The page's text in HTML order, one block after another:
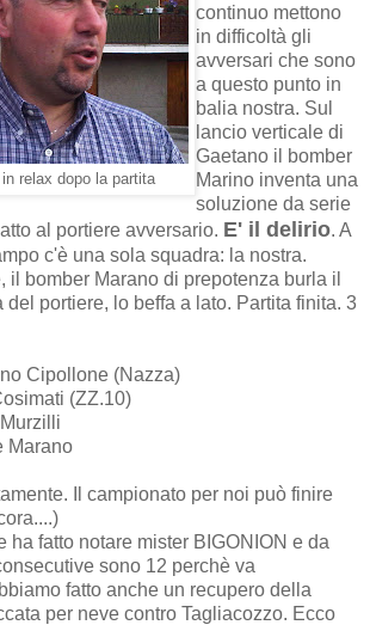
relax dopo la partita
continuo mettono
in difficoltà gli
avversari che sono
a questo punto in
balia nostra. Sul
lancio verticale di
Gaetano il bomber
Marino inventa una
soluzione da serie
al portiere avversario. E' il delirio. A
c'è una sola squadra: la nostra.
il bomber Marano di prepotenza burla il
del portiere, lo beffa a lato. Partita finita. 3
Cipollone (Nazza)
(ZZ.10)
Il campionato per noi può finire
ha fatto notare mister BIGONION e da
sono 12 perchè va
fatto anche un recupero della
per neve contro Tagliacozzo. Ecco